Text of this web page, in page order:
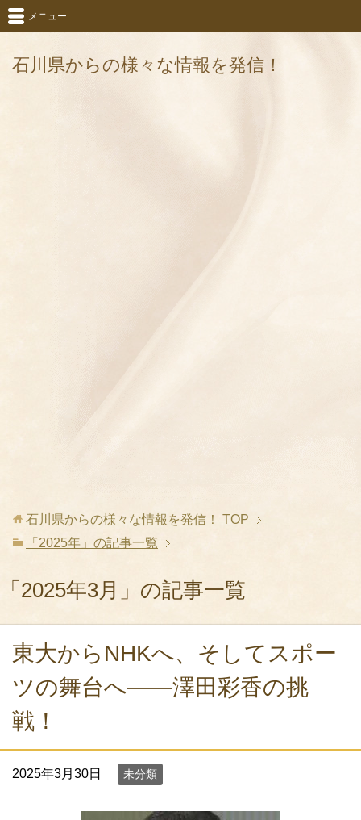
石川県からの様々な情報を発信！
メニュー
石川県からの様々な情報を発信！
TOP
「2025年」の記事一覧
「2025年3月」の記事一覧
東大からNHKへ、そしてスポー
ツの舞台へ――澤田彩香の挑
戦！
2025年3月30日 未分類